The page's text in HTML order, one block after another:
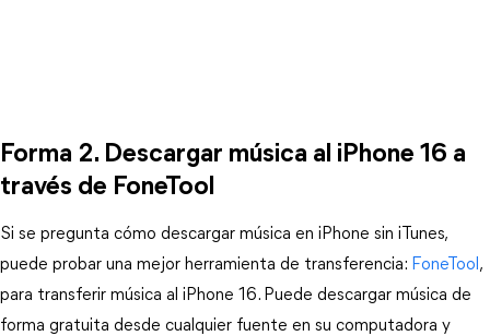
Forma 2. Descargar música al iPhone 16 a
través de FoneTool
Si se pregunta cómo descargar música en iPhone sin iTunes,
puede probar una mejor herramienta de transferencia: FoneTool ,
para transferir música al iPhone 16. Puede descargar música de
forma gratuita desde cualquier fuente en su computadora y